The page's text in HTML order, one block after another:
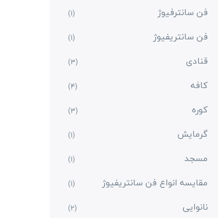
فن سانترفیوژ (1)
فن سانتریفیوژ (1)
قنادی (3)
کافه (4)
کوره (3)
گرمایش (1)
مسجد (1)
مقایسه انواع فن سانتریفیوژ (1)
نانوایی (2)